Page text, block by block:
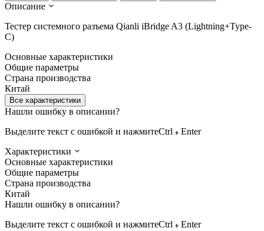
Описание
Тестер системного разъема Qianli iBridge A3 (Lightning+Type-
C)
Основные характеристики
Общие параметры
Страна производства
Китай
Все характеристики
Нашли ошибку в описании?
Выделите текст с ошибкой и нажмитеCtrl
Enter
Характеристики
Основные характеристики
Общие параметры
Страна производства
Китай
Нашли ошибку в описании?
Выделите текст с ошибкой и нажмитеCtrl
Enter